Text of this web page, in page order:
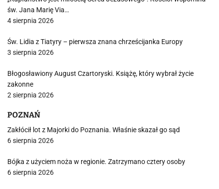
św. Jana Marię Via…
4 sierpnia 2026
Św. Lidia z Tiatyry – pierwsza znana chrześcijanka Europy
3 sierpnia 2026
Błogosławiony August Czartoryski. Książę, który wybrał życie
zakonne
2 sierpnia 2026
POZNAŃ
Zakłócił lot z Majorki do Poznania. Właśnie skazał go sąd
6 sierpnia 2026
Bójka z użyciem noża w regionie. Zatrzymano cztery osoby
6 sierpnia 2026